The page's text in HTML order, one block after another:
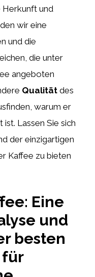
Herkunft und
wir eine
und die
die unter
angeboten
Qualität des
warum er
Lassen Sie sich
der einzigartigen
Kaffee zu bieten
Eine
und
besten
für